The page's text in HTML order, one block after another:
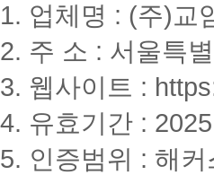
1. 업체명 : (주)교
2. 주 소 : 서울특
3. 웹사이트 :
4. 유효기간 :
5. 인증범위 : 해